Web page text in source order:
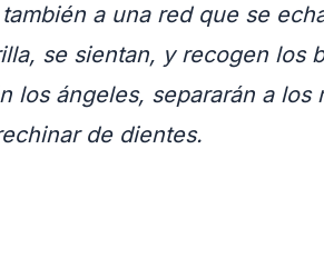
a una red que se
se sientan, y recogen los
los ángeles, separarán a
de dientes.